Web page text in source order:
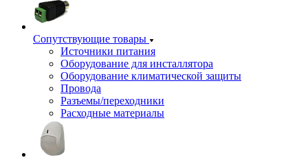
Сопутствующие товары
Источники питания
Оборудование для инсталлятора
Оборудование климатической защиты
Провода
Разъемы/переходники
Расходные материалы